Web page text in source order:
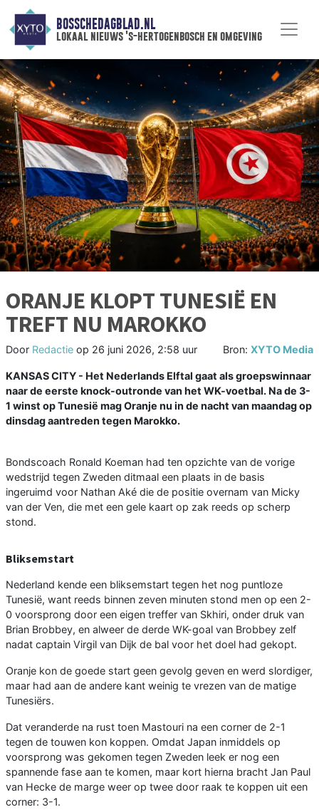
BOSSCHEDAGBLAD.NL
lokaal nieuws 's-hertogenbosch en omgeving
ORANJE KLOPT TUNESIË EN
TREFT NU MAROKKO
Door Redactie op 26 juni 2026, 2:58 uur Bron: XYTO Media
KANSAS CITY - Het Nederlands Elftal gaat als groepswinnaar
naar de eerste knock-outronde van het WK-voetbal. Na de 3-
1 winst op Tunesië mag Oranje nu in de nacht van maandag op
dinsdag aantreden tegen Marokko.
Bondscoach Ronald Koeman had ten opzichte van de vorige
wedstrijd tegen Zweden ditmaal een plaats in de basis
ingeruimd voor Nathan Aké die de positie overnam van Micky
van der Ven, die met een gele kaart op zak reeds op scherp
stond.
Bliksemstart
Nederland kende een bliksemstart tegen het nog puntloze
Tunesië, want reeds binnen zeven minuten stond men op een 2-
0 voorsprong door een eigen treffer van Skhiri, onder druk van
Brian Brobbey, en alweer de derde WK-goal van Brobbey zelf
nadat captain Virgil van Dijk de bal voor het doel had gekopt.
Oranje kon de goede start geen gevolg geven en werd slordiger,
maar had aan de andere kant weinig te vrezen van de matige
Tunesiërs.
Dat veranderde na rust toen Mastouri na een corner de 2-1
tegen de touwen kon koppen. Omdat Japan inmiddels op
voorsprong was gekomen tegen Zweden leek er nog een
spannende fase aan te komen, maar kort hierna bracht Jan Paul
van Hecke de marge weer op twee door raak te koppen uit een
corner: 3-1.